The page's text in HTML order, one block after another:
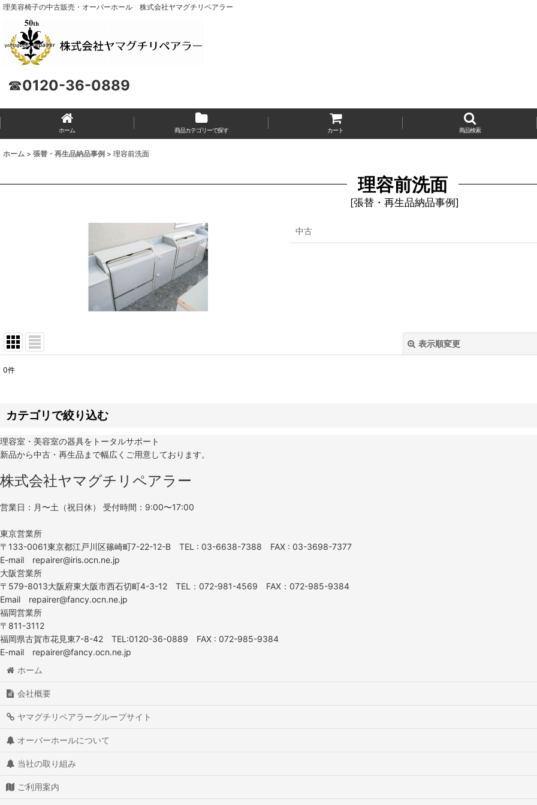
理美容椅子の中古販売・オーバーホール 株式会社ヤマグチリペアラー
☎0120-36-0889
ホーム 商品カテゴリーで探す カート 商品検索
ホーム > 張替・再生品納品事例 > 理容前洗面
理容前洗面
[張替・再生品納品事例 ]
中古
表示順変更
表示数:
並び順:
0件
カテゴリで絞り込む
理容前洗面 (全商品)
中古
理容室・美容室の器具をトータルサポート
新品から中古・再生品まで幅広くご用意しております。
株式会社ヤマグチリペアラー
営業日：月〜土（祝日休） 受付時間：9:00〜17:00
東京営業所
〒133-0061東京都江戸川区篠崎町7-22-12-B TEL : 03-6638-7388 FAX : 03-3698-7377
E-mail repairer@iris.ocn.ne.jp
大阪営業所
〒579-8013大阪府東大阪市西石切町4-3-12 TEL：072-981-4569 FAX：072-985-9384
Email repairer@fancy.ocn.ne.jp
福岡営業所
〒811-3112
福岡県古賀市花見東7-8-42 TEL:0120-36-0889 FAX : 072-985-9384
E-mail repairer@fancy.ocn.ne.jp
ホーム
会社概要
ヤマグチリペアラーグループサイト
オーバーホールについて
当社の取り組み
ご利用案内